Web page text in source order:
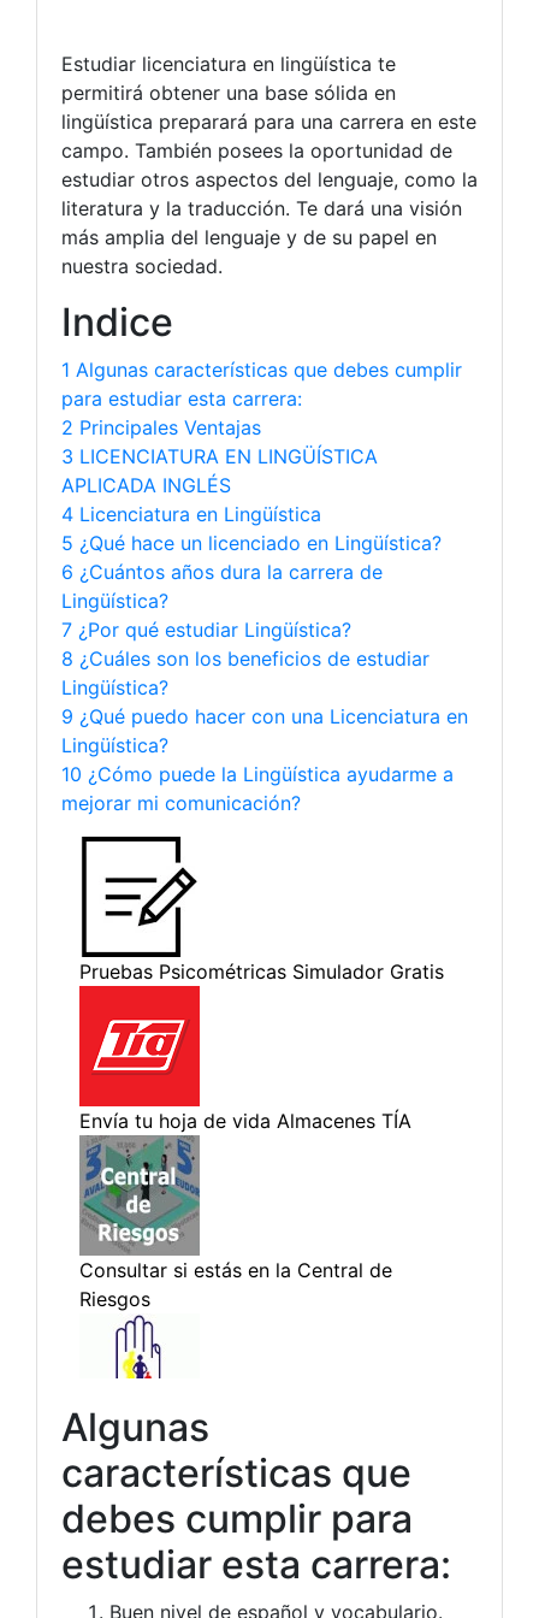
Estudiar licenciatura en lingüística te
permitirá obtener una base sólida en
lingüística preparará para una carrera en este
campo. También posees la oportunidad de
estudiar otros aspectos del lenguaje, como la
literatura y la traducción. Te dará una visión
más amplia del lenguaje y de su papel en
nuestra sociedad.
Indice
1 Algunas características que debes cumplir
para estudiar esta carrera:
2 Principales Ventajas
3 LICENCIATURA EN LINGÜÍSTICA
APLICADA INGLÉS
4 Licenciatura en Lingüística
5 ¿Qué hace un licenciado en Lingüística?
6 ¿Cuántos años dura la carrera de
Lingüística?
7 ¿Por qué estudiar Lingüística?
8 ¿Cuáles son los beneficios de estudiar
Lingüística?
9 ¿Qué puedo hacer con una Licenciatura en
Lingüística?
10 ¿Cómo puede la Lingüística ayudarme a
mejorar mi comunicación?
Algunas
características que
debes cumplir para
estudiar esta carrera:
Buen nivel de español y vocabulario.